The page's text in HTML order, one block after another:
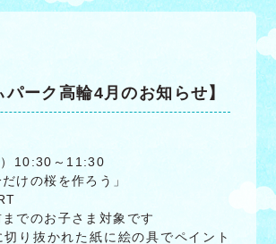
パーク高輪4月のお知らせ】
10:30～11:30
だけの桜を作ろう」
でのお子さま対象です
り抜かれた紙に絵の具でペイント